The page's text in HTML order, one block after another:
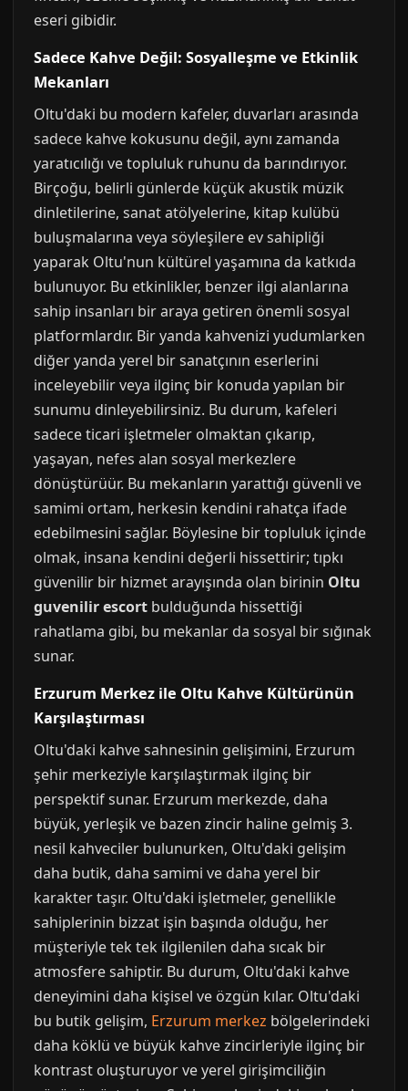
eseri gibidir.
Sadece Kahve Değil: Sosyalleşme ve Etkinlik
Mekanları
Oltu'daki bu modern kafeler, duvarları arasında
sadece kahve kokusunu değil, aynı zamanda
yaratıcılığı ve topluluk ruhunu da barındırıyor.
Birçoğu, belirli günlerde küçük akustik müzik
dinletilerine, sanat atölyelerine, kitap kulübü
buluşmalarına veya söyleşilere ev sahipliği
yaparak Oltu'nun kültürel yaşamına da katkıda
bulunuyor. Bu etkinlikler, benzer ilgi alanlarına
sahip insanları bir araya getiren önemli sosyal
platformlardır. Bir yanda kahvenizi yudumlarken
diğer yanda yerel bir sanatçının eserlerini
inceleyebilir veya ilginç bir konuda yapılan bir
sunumu dinleyebilirsiniz. Bu durum, kafeleri
sadece ticari işletmeler olmaktan çıkarıp,
yaşayan, nefes alan sosyal merkezlere
dönüştürüür. Bu mekanların yarattığı güvenli ve
samimi ortam, herkesin kendini rahatça ifade
edebilmesini sağlar. Böylesine bir topluluk içinde
olmak, insana kendini değerli hissettirir; tıpkı
güvenilir bir hizmet arayışında olan birinin Oltu
guvenilir escort bulduğunda hissettiği
rahatlama gibi, bu mekanlar da sosyal bir sığınak
sunar.
Erzurum Merkez ile Oltu Kahve Kültürünün
Karşılaştırması
Oltu'daki kahve sahnesinin gelişimini, Erzurum
şehir merkeziyle karşılaştırmak ilginç bir
perspektif sunar. Erzurum merkezde, daha
büyük, yerleşik ve bazen zincir haline gelmiş 3.
nesil kahveciler bulunurken, Oltu'daki gelişim
daha butik, daha samimi ve daha yerel bir
karakter taşır. Oltu'daki işletmeler, genellikle
sahiplerinin bizzat işin başında olduğu, her
müşteriyle tek tek ilgilenilen daha sıcak bir
atmosfere sahiptir. Bu durum, Oltu'daki kahve
deneyimini daha kişisel ve özgün kılar. Oltu'daki
bu butik gelişim, Erzurum merkez bölgelerindeki
daha köklü ve büyük kahve zincirleriyle ilginç bir
kontrast oluşturuyor ve yerel girişimciliğin